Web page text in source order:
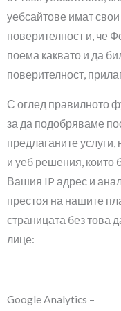
уебсайтове имат
поверителност и, че
поема каквато и да
поверителност,
С оглед правилното
за да подобряваме
предлаганите
и уеб решения, които
Вашия IP адрес и
престоя на нашите
страницата без това
лице:
Google Analytics –